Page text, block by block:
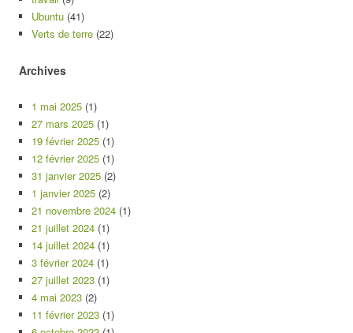
Ubuntu (41)
Verts de terre (22)
Archives
1 mai 2025 (1)
27 mars 2025 (1)
19 février 2025 (1)
12 février 2025 (1)
31 janvier 2025 (2)
1 janvier 2025 (2)
21 novembre 2024 (1)
21 juillet 2024 (1)
14 juillet 2024 (1)
3 février 2024 (1)
27 juillet 2023 (1)
4 mai 2023 (2)
11 février 2023 (1)